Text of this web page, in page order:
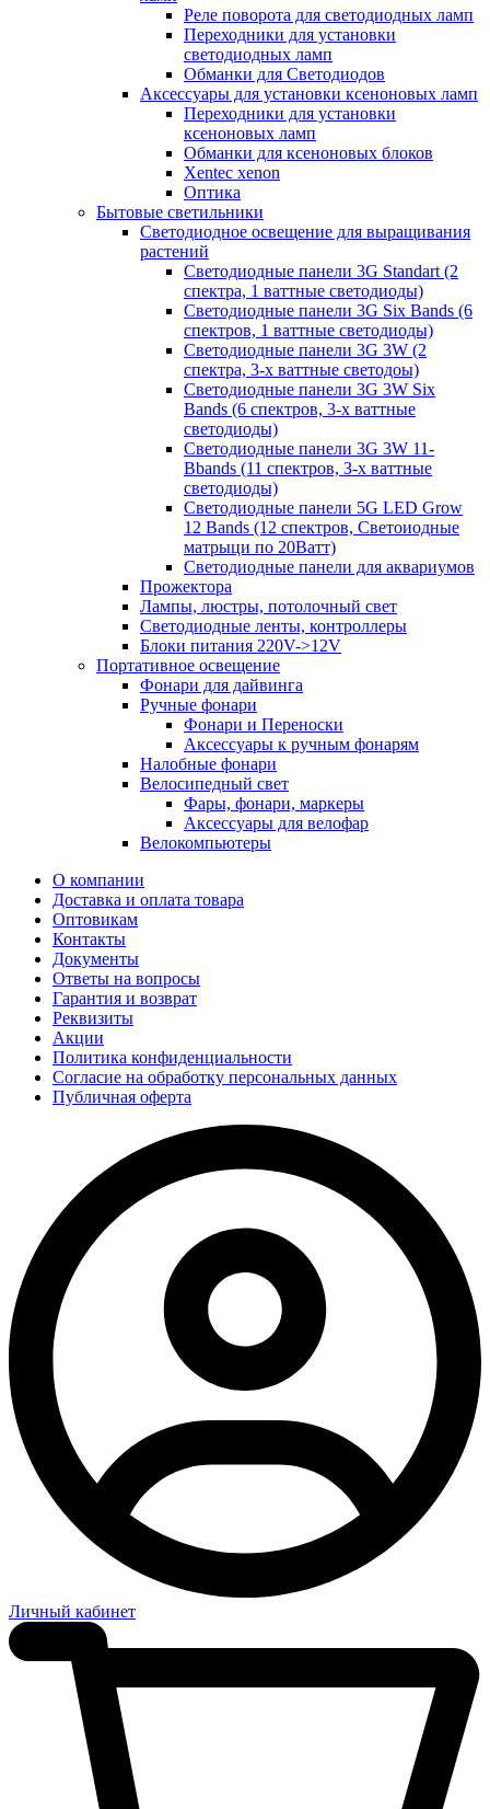
Реле поворота для светодиодных ламп
Переходники для установки
светодиодных ламп
Обманки для Светодиодов
Аксессуары для установки ксеноновых ламп
Переходники для установки
ксеноновых ламп
Обманки для ксеноновых блоков
Xentec xenon
Оптика
Бытовые светильники
Светодиодное освещение для выращивания
растений
Cветодиодные панели 3G Standart (2
спектра, 1 ваттные светодиоды)
Светодиодные панели 3G Six Bands (6
спектров, 1 ваттные светодиоды)
Светодиодные панели 3G 3W (2
спектра, 3-х ваттные светодоы)
Светодиодные панели 3G 3W Six
Bands (6 спектров, 3-х ваттные
светодиоды)
Светодиодные панели 3G 3W 11-
Bbands (11 спектров, З-х ваттные
светодиоды)
Светодиодные панели 5G LЕD Grow
12 Bands (12 спектров, Светоиодные
матрыци по 20Ватт)
Светодиодные панели для аквариумов
Прожектора
Лампы, люстры, потолочный свет
Светодиодные ленты, контроллеры
Блоки питания 220V->12V
Портативное освещение
Фонари для дайвинга
Ручные фонари
Фонари и Переноски
Аксессуары к ручным фонарям
Налобные фонари
Велосипедный свет
Фары, фонари, маркеры
Аксессуары для велофар
Велокомпьютеры
О компании
Доставка и оплата товара
Оптовикам
Контакты
Документы
Ответы на вопросы
Гарантия и возврат
Реквизиты
Акции
Политика конфиденциальности
Согласие на обработку персональных данных
Публичная оферта
Личный кабинет